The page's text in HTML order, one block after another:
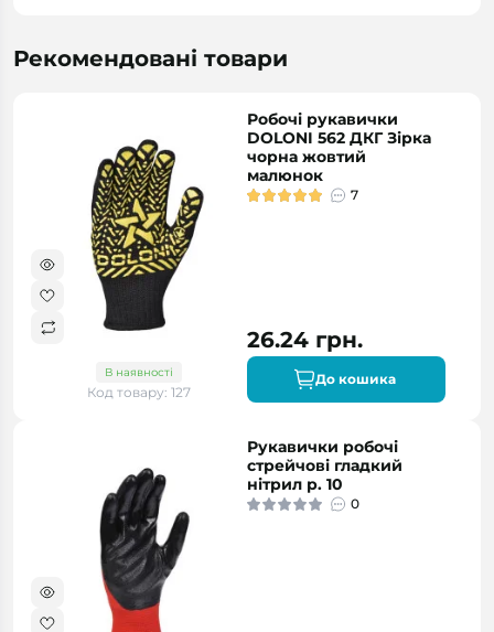
Рекомендовані товари
В наявності
Код товару: 127
Робочі рукавички
DOLONI 562 ДКГ Зірка
чорна жовтий
малюнок
7
26.24 грн.
До кошика
Рукавички робочі
стрейчові гладкий
нітрил р. 10
0